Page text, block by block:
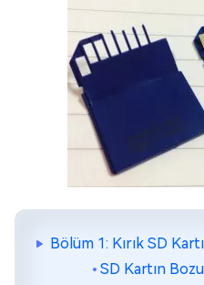
Bölüm 1: Kırık SD
SD Kartın